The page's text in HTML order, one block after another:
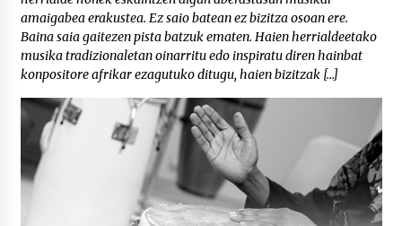
amaigabea erakustea. Ez saio batean ez bizitza osoan ere.
Baina saia gaitezen pista batzuk ematen. Haien herrialdeetako
musika tradizionaletan oinarritu edo inspiratu diren hainbat
konpositore afrikar ezagutuko ditugu, haien bizitzak […]